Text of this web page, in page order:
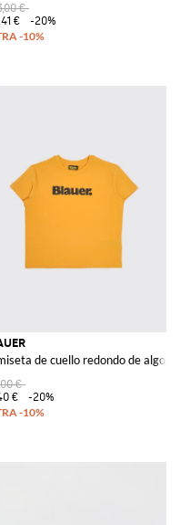
€
€
-20%
de cuello redondo de
€
€
-20%